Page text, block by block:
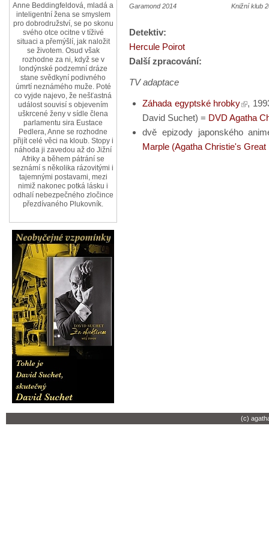
Garamond 2014 Knižní klub
Detektiv:
Hercule Poirot
Další zpracování:
TV adaptace
Záhada egyptské hrobky
,
David Suchet) = DVD Agatha
dvě epizody japonského
Marple (Agatha Christie's
Anne Beddingfeldová, mladá a
inteligentní žena se smyslem
pro dobrodružství, se po skonu
svého otce ocitne v tíživé
situaci a přemýšlí, jak naložit
se životem. Osud však
rozhodne za ni, když se v
londýnské podzemní dráze
stane svědkyní podivného
úmrtí neznámého muže. Poté
co vyjde najevo, že nešťastná
událost souvisí s objevením
uškrcené ženy v sídle člena
parlamentu sira Eustace
Pedlera, Anne se rozhodne
přijít celé věci na kloub. Stopy i
náhoda ji zavedou až do Jižní
Afriky a během pátrání se
seznámí s několika rázovitými i
tajemnými postavami, mezi
nimiž nakonec potká lásku i
odhalí nebezpečného zločince
přezdívaného Plukovník.
(c)